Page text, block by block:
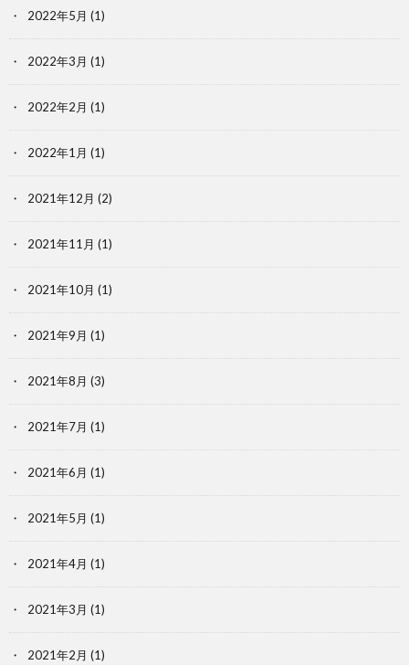
2022年5月 (1)
2022年3月 (1)
2022年2月 (1)
2022年1月 (1)
2021年12月 (2)
2021年11月 (1)
2021年10月 (1)
2021年9月 (1)
2021年8月 (3)
2021年7月 (1)
2021年6月 (1)
2021年5月 (1)
2021年4月 (1)
2021年3月 (1)
2021年2月 (1)